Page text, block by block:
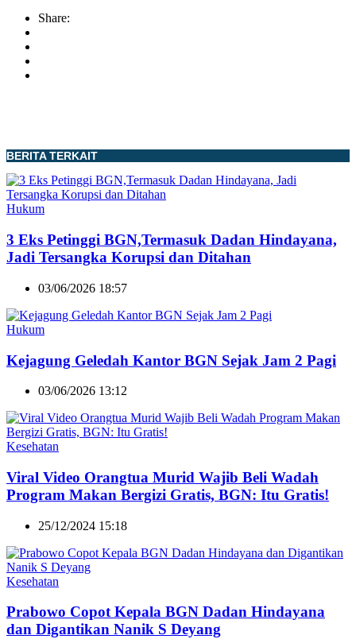
Share:
BERITA TERKAIT
Hukum
3 Eks Petinggi BGN,Termasuk Dadan Hindayana,
Jadi Tersangka Korupsi dan Ditahan
03/06/2026 18:57
Hukum
Kejagung Geledah Kantor BGN Sejak Jam 2 Pagi
03/06/2026 13:12
Kesehatan
Viral Video Orangtua Murid Wajib Beli Wadah
Program Makan Bergizi Gratis, BGN: Itu Gratis!
25/12/2024 15:18
Kesehatan
Prabowo Copot Kepala BGN Dadan Hindayana
dan Digantikan Nanik S Deyang